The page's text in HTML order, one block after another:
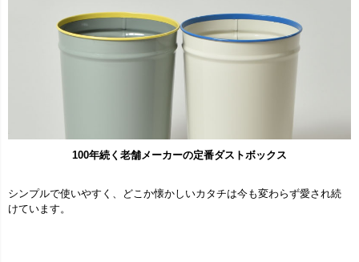
100年続く老舗メーカーの定番ダストボックス
シンプルで使いやすく、どこか懐かしいカタチは今も変わらず愛され続
けています。